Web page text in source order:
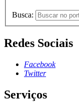
Busca:
Redes Sociais
Facebook
Twitter
Serviços